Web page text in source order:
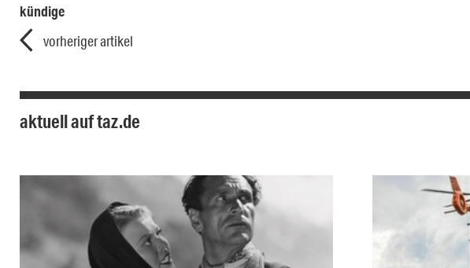
kündige
vorheriger artikel
aktuell auf taz.de